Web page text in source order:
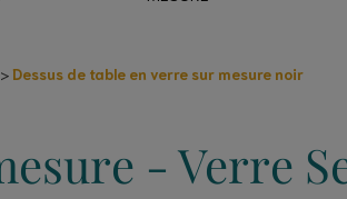
DE CRÉDENCE
pour une porte fenêtre
Dessus de table en verre sur mesure noir
- Verre